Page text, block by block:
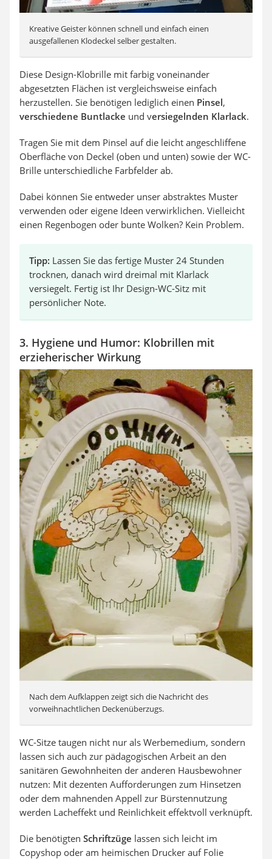
Kreative Geister können schnell und einfach einen
ausgefallenen Klodeckel selber gestalten.
Diese Design-Klobrille mit farbig voneinander
abgesetzten Flächen ist vergleichsweise einfach
herzustellen. Sie benötigen lediglich einen Pinsel,
verschiedene Buntlacke und versiegelnden Klarlack.
Tragen Sie mit dem Pinsel auf die leicht angeschliffene
Oberfläche von Deckel (oben und unten) sowie der WC-
Brille unterschiedliche Farbfelder ab.
Dabei können Sie entweder unser abstraktes Muster
verwenden oder eigene Ideen verwirklichen. Vielleicht
einen Regenbogen oder bunte Wolken? Kein Problem.
Tipp: Lassen Sie das fertige Muster 24 Stunden
trocknen, danach wird dreimal mit Klarlack
versiegelt. Fertig ist Ihr Design-WC-Sitz mit
persönlicher Note.
3. Hygiene und Humor: Klobrillen mit
erzieherischer Wirkung
Nach dem Aufklappen zeigt sich die Nachricht des
vorweihnachtlichen Deckenüberzugs.
WC-Sitze taugen nicht nur als Werbemedium, sondern
lassen sich auch zur pädagogischen Arbeit an den
sanitären Gewohnheiten der anderen Hausbewohner
nutzen: Mit dezenten Aufforderungen zum Hinsetzen
oder dem mahnenden Appell zur Bürstennutzung
werden Lacheffekt und Reinlichkeit effektvoll verknüpft.
Die benötigten Schriftzüge lassen sich leicht im
Copyshop oder am heimischen Drucker auf Folie